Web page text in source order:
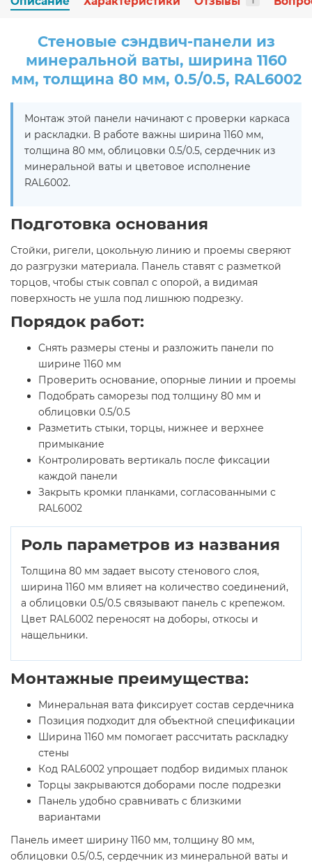
Стеновые сэндвич-панели из
минеральной ваты, ширина 1160
мм, толщина 80 мм, 0.5/0.5, RAL6002
Монтаж этой панели начинают с проверки каркаса
и раскладки. В работе важны ширина 1160 мм,
толщина 80 мм, облицовки 0.5/0.5, сердечник из
минеральной ваты и цветовое исполнение
RAL6002.
Подготовка основания
Стойки, ригели, цокольную линию и проемы сверяют
до разгрузки материала. Панель ставят с разметкой
торцов, чтобы стык совпал с опорой, а видимая
поверхность не ушла под лишнюю подрезку.
Порядок работ:
Снять размеры стены и разложить панели по
ширине 1160 мм
Проверить основание, опорные линии и проемы
Подобрать саморезы под толщину 80 мм и
облицовки 0.5/0.5
Разметить стыки, торцы, нижнее и верхнее
примыкание
Контролировать вертикаль после фиксации
каждой панели
Закрыть кромки планками, согласованными с
RAL6002
Роль параметров из названия
Толщина 80 мм задает высоту стенового слоя,
ширина 1160 мм влияет на количество соединений,
а облицовки 0.5/0.5 связывают панель с крепежом.
Цвет RAL6002 переносят на доборы, откосы и
нащельники.
Монтажные преимущества:
Минеральная вата фиксирует состав сердечника
Позиция подходит для объектной спецификации
Ширина 1160 мм помогает рассчитать раскладку
стены
Код RAL6002 упрощает подбор видимых планок
Торцы закрываются доборами после подрезки
Панель удобно сравнивать с близкими
вариантами
Панель имеет ширину 1160 мм, толщину 80 мм,
облицовки 0.5/0.5, сердечник из минеральной ваты и